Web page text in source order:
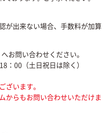
が出来ない場合、手数料が加算
お問い合わせください。
00（土日祝日は除く）
います。
からもお問い合わせいただけま